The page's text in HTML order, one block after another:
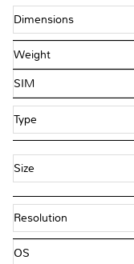
Dimensions
Weight
SIM
Type
Size
Resolution
OS